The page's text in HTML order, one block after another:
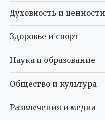
Духовность и ценности
Здоровье и спорт
Наука и образование
Общество и культура
Развлечения и медиа